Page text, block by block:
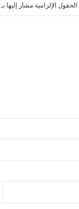
الحقول الإلزامية مشار إليها بـ